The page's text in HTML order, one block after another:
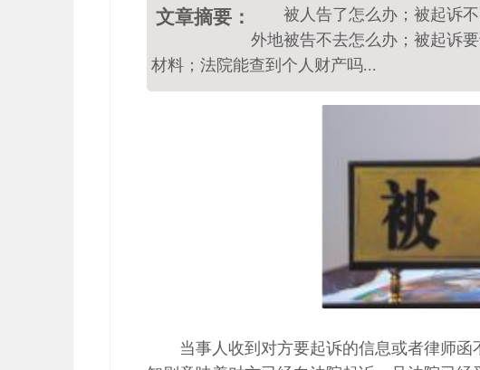
文章摘要：
被人告了怎么办；被起诉
外地被告不去怎么办；被起诉
材料；法院能查到个人财产吗...
当事人收到对方要起诉的信息或者律师